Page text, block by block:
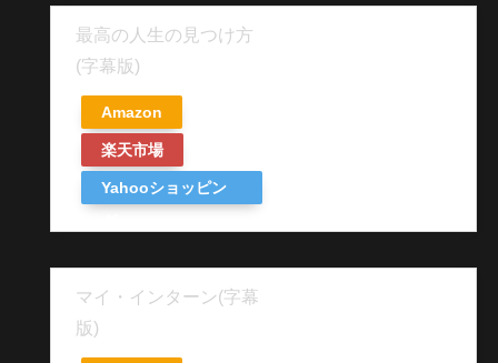
最高の人生の見つけ方
(字幕版)
Amazon
楽天市場
Yahooショッピン
マイ・インターン(字幕
版)